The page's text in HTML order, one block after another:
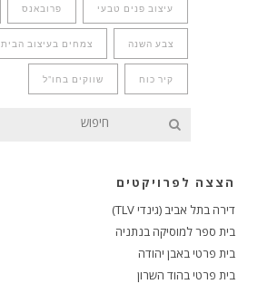
עיצוב פנים טבעי פרובאנס
צבע השנה צמחים בעיצוב הבית
קיר כוח שווקים בחו"ל
הצצה לפרויקטים
דירה בתל אביב (גינדי TLV)
בית ספר למוסיקה בנתניה
בית פרטי באבן יהודה
בית פרטי בהוד השרון